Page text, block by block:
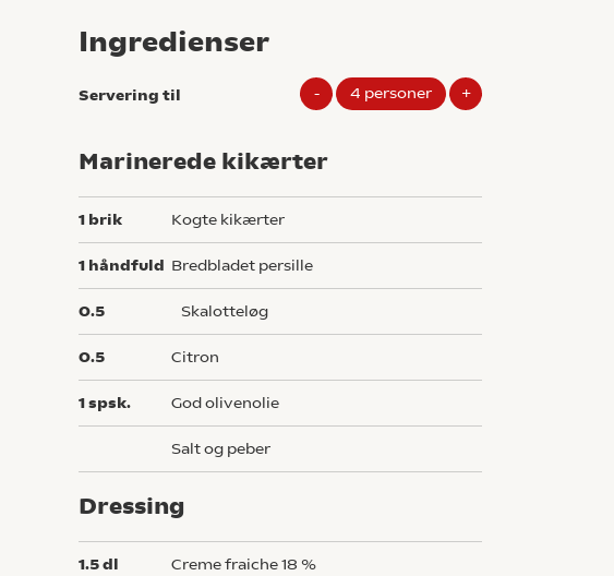
Ingredienser
Servering til - 4 personer +
Marinerede kikærter
1 brik Kogte kikærter
1 håndfuld bredbladet persille
0.5 skalotteløg
0.5 citron
1spsk. god olivenolie
salt og peber
Dressing
1.5dl creme fraiche 18 %